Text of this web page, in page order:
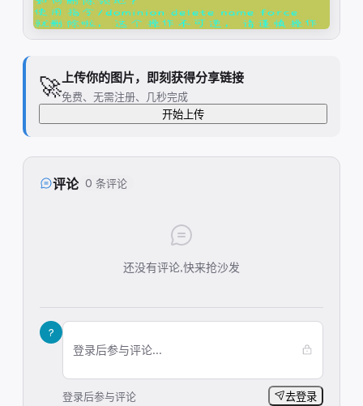
🚀上传你的图片，即刻获得分享链接
免费、无需注册、几秒完成
开始上传
评论 0 条评论
还没有评论,快来抢沙发
?
登录后参与评论...
登录后参与评论 去登录